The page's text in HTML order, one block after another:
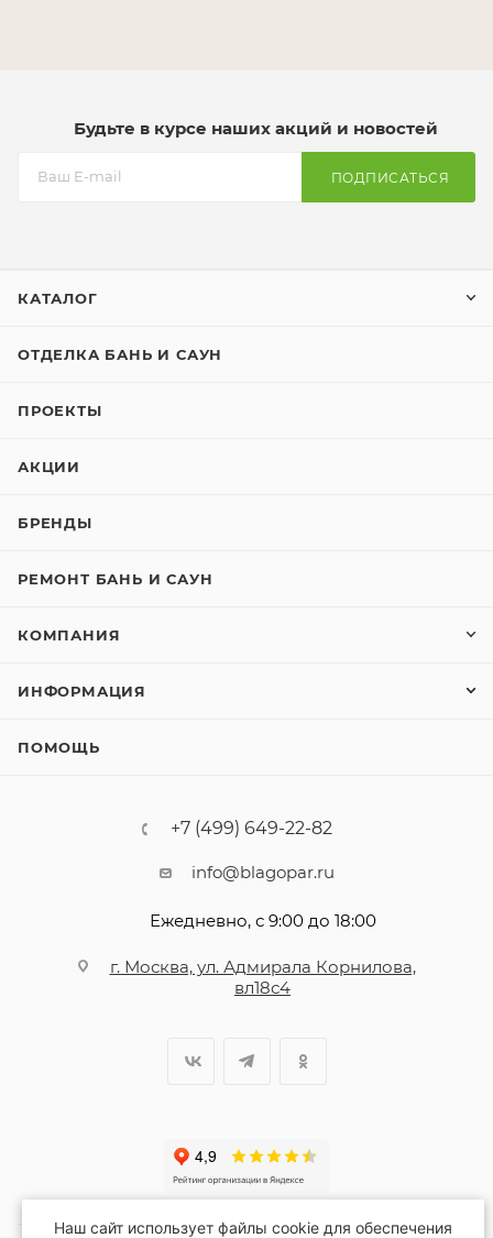
Будьте в курсе наших акций и новостей
ПОДПИСАТЬСЯ
КАТАЛОГ
ОТДЕЛКА БАНЬ И САУН
ПРОЕКТЫ
АКЦИИ
БРЕНДЫ
РЕМОНТ БАНЬ И САУН
КОМПАНИЯ
ИНФОРМАЦИЯ
ПОМОЩЬ
+7 (499) 649-22-82
info@blagopar.ru
Ежедневно, с 9:00 до 18:00
г. Москва, ул. Адмирала Корнилова,
вл18с4
Наш сайт использует файлы cookie для обеспечения